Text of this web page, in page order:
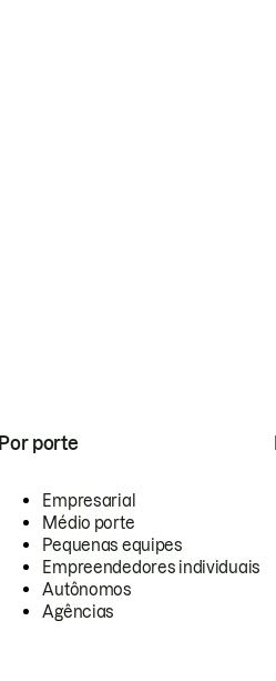
Por porte
Empresarial
Médio porte
Pequenas equipes
Empreendedores individuais
Autônomos
Agências